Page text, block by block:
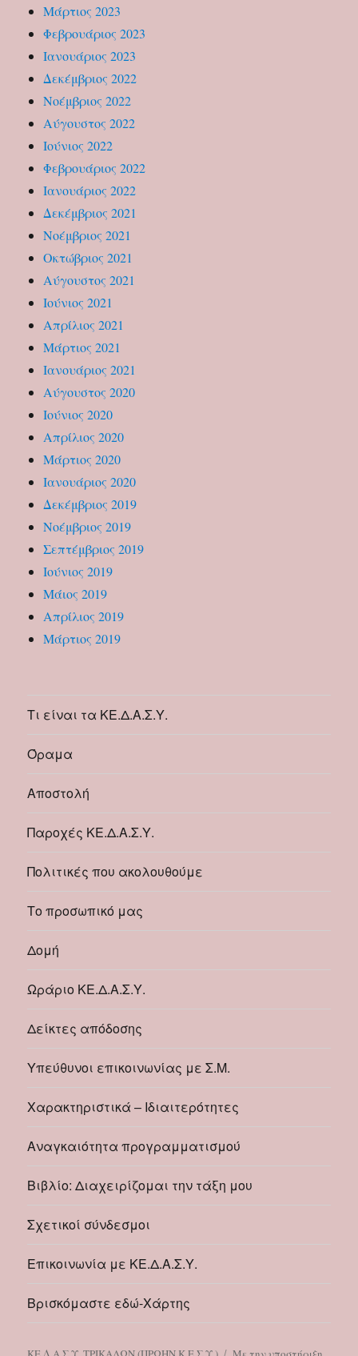
Μάρτιος 2023
Φεβρουάριος 2023
Ιανουάριος 2023
Δεκέμβριος 2022
Νοέμβριος 2022
Αύγουστος 2022
Ιούνιος 2022
Φεβρουάριος 2022
Ιανουάριος 2022
Δεκέμβριος 2021
Νοέμβριος 2021
Οκτώβριος 2021
Αύγουστος 2021
Ιούνιος 2021
Απρίλιος 2021
Μάρτιος 2021
Ιανουάριος 2021
Αύγουστος 2020
Ιούνιος 2020
Απρίλιος 2020
Μάρτιος 2020
Ιανουάριος 2020
Δεκέμβριος 2019
Νοέμβριος 2019
Σεπτέμβριος 2019
Ιούνιος 2019
Μάιος 2019
Απρίλιος 2019
Μάρτιος 2019
Τι είναι τα ΚΕ.Δ.Α.Σ.Υ.
Όραμα
Αποστολή
Παροχές ΚΕ.Δ.Α.Σ.Υ.
Πολιτικές που ακολουθούμε
Το προσωπικό μας
Δομή
Ωράριο ΚΕ.Δ.Α.Σ.Υ.
Δείκτες απόδοσης
Υπεύθυνοι επικοινωνίας με Σ.Μ.
Χαρακτηριστικά – Ιδιαιτερότητες
Αναγκαιότητα προγραμματισμού
Βιβλίο: Διαχειρίζομαι την τάξη μου
Σχετικοί σύνδεσμοι
Επικοινωνία με ΚΕ.Δ.Α.Σ.Υ.
Βρισκόμαστε εδώ-Χάρτης